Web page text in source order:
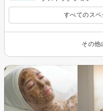
すべてのス
その他